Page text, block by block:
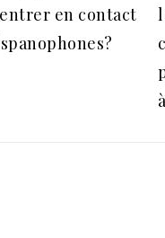
en contact